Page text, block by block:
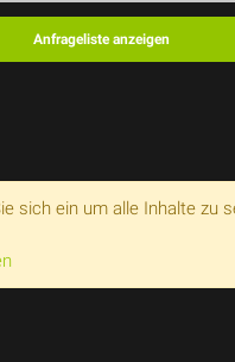
Anfrageliste anzeigen
sich ein um alle Inhalte zu